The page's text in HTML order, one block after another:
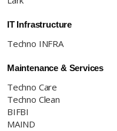
IT Infrastructure
Techno INFRA
Maintenance & Services
Techno Care
Techno Clean
BIFBI
MAIND